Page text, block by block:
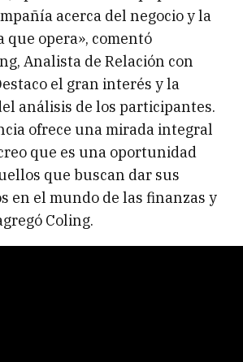
acerca del negocio y la
opera», comentó
Analista de Relación con
el gran interés y la
análisis de los participantes.
ofrece una mirada integral
que es una oportunidad
que buscan dar sus
en el mundo de las finanzas y
Coling.